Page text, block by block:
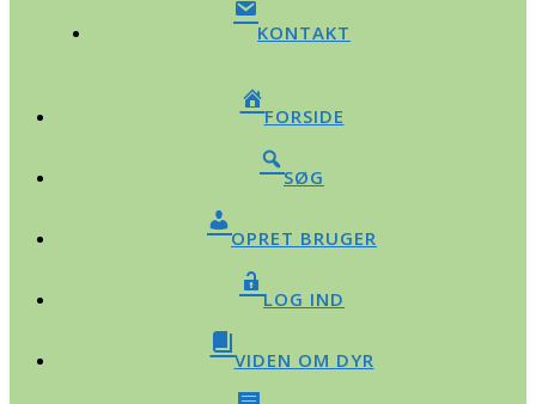
KONTAKT
FORSIDE
SØG
OPRET BRUGER
LOG IND
VIDEN OM DYR